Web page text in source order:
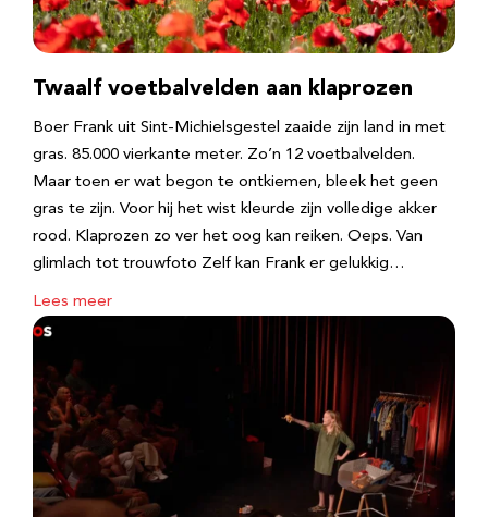
Twaalf voetbalvelden aan klaprozen
Boer Frank uit Sint-Michielsgestel zaaide zijn land in met
gras. 85.000 vierkante meter. Zo’n 12 voetbalvelden.
Maar toen er wat begon te ontkiemen, bleek het geen
gras te zijn. Voor hij het wist kleurde zijn volledige akker
rood. Klaprozen zo ver het oog kan reiken. Oeps. Van
glimlach tot trouwfoto Zelf kan Frank er gelukkig…
Lees meer